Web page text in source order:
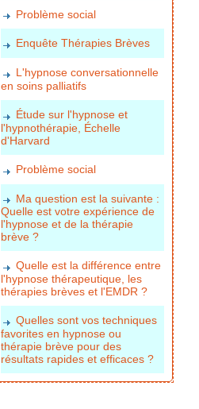
Problème social
Enquête Thérapies Brèves
L'hypnose conversationnelle
en soins palliatifs
Étude sur l'hypnose et
l'hypnothérapie, Échelle
d'Harvard
Problème social
Ma question est la suivante :
Quelle est votre expérience de
l'hypnose et de la thérapie
brève ?
Quelle est la différence entre
l'hypnose thérapeutique, les
thérapies brèves et l'EMDR ?
Quelles sont vos techniques
favorites en hypnose ou
thérapie brève pour des
résultats rapides et efficaces ?